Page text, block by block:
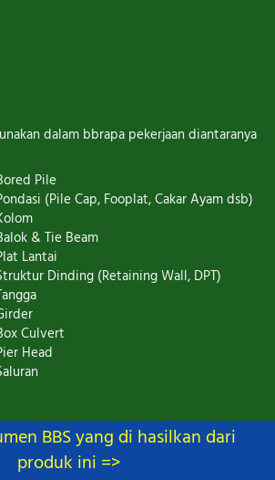
dalam bbrapa pekerjaan diantaranya
Pile
(Pile Cap, Fooplat, Cakar Ayam dsb)
& Tie Beam
Lantai
Dinding (Retaining Wall, DPT)
Culvert
Head
BBS yang di hasilkan dari
produk ini =>